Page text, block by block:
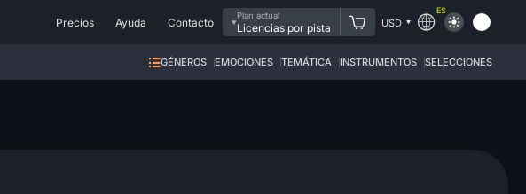
Precios Ayuda Contacto
Plan actual
Licencias por pista USD
ES
GÉNEROS EMOCIONES TEMÁTICA INSTRUMENTOS SELECCIONES